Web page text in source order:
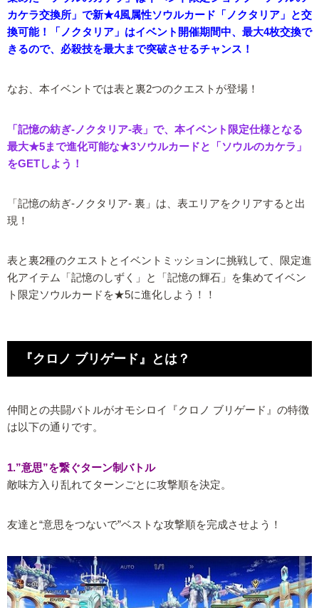
カケラ交換所」で新★4風属性ソウルカード「ノクタリア」と交
換可能！「ノクタリア」はイベント開催期間中、最大4枚交換で
きるので、必殺技を最大まで突破させるチャンス！
なお、本イベントでは表と裏2つのクエストが登場！
「記憶の紡ぎ-ノクタリア-表」で、本イベント限定仕様となる
最大★5まで進化可能な★3ソウルカードと「ソウルのカケラ」
をGETしよう！
「記憶の紡ぎ-ノクタリア- 裏」は、表エリアをクリアすると出
現！
表と裏2種のクエストとイベントミッションに挑戦して、限定進
化アイテム「記憶のしずく」と「記憶の輝石」を集めてイベン
ト限定ソウルカードを★5に進化しよう！！
『クロノ ブリゲード』とは？
仲間との共闘バトルがオモシロイ『クロノ ブリゲード』の特徴
は以下の通りです。
1.”意思”を繋ぐターン制バトル
敵味方入り乱れてターンごとに攻撃順を決定。
友達と“意思をつないで”ベストな攻撃順を完成させよう！